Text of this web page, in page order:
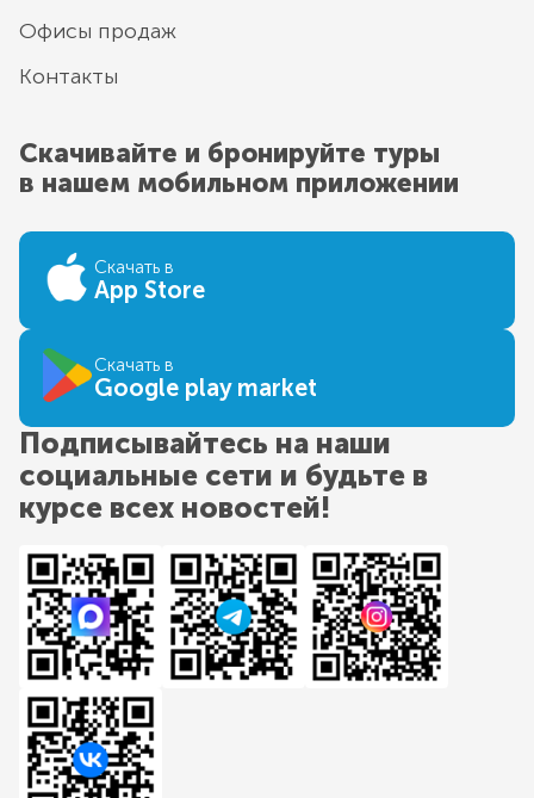
Офисы продаж
Контакты
Скачивайте и бронируйте туры
в нашем мобильном приложении
Скачать в
App Store
Скачать в
Google play market
Подписывайтесь на наши
социальные сети и будьте в
курсе всех новостей!